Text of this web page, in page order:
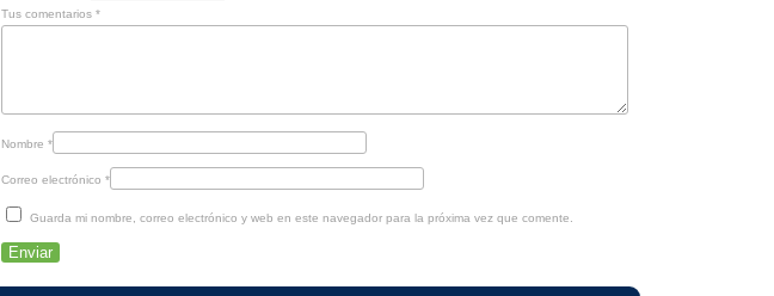
Tus comentarios*
Nombre*
Correo electrónico*
Guarda mi nombre, correo electrónico y web en este navegador para la próxima vez que comente.